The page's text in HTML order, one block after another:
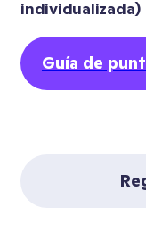
Guía de